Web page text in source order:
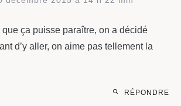
ça puisse paraître, on a décidé
d’y aller, on aime pas tellement la
RÉPONDRE